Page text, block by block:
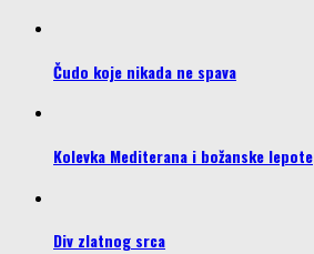
Čudo koje nikada ne spava
Kolevka Mediterana i božanske lepote
Div zlatnog srca